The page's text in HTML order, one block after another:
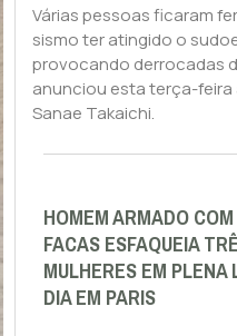
Várias pessoas ficaram
sismo ter atingido o
provocando derrocadas
anunciou esta terça-feira
Sanae Takaichi.
HOMEM ARMADO
FACAS ESFAQUEIA
MULHERES EM PLENA
DIA EM PARIS